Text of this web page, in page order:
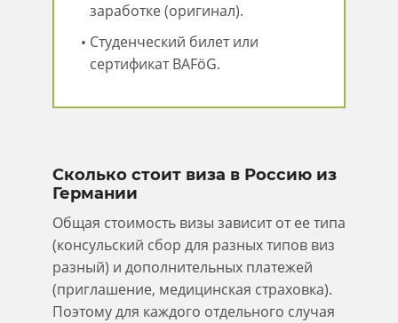
заработке (оригинал).
Студенческий билет или
сертификат BAFöG.
Сколько стоит виза в Россию из
Германии
Общая стоимость визы зависит от ее типа
(консульский сбор для разных типов виз
разный) и дополнительных платежей
(приглашение, медицинская страховка).
Поэтому для каждого отдельного случая